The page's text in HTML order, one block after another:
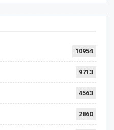
10954
9713
4563
2860